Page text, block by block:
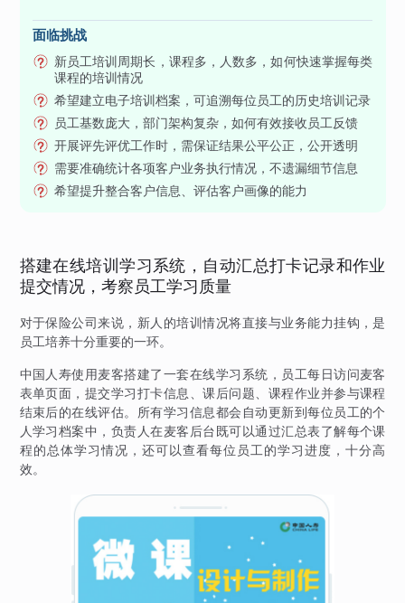
面临挑战
新员工培训周期长，课程多，人数多，如何快速掌握每类
课程的培训情况
希望建立电子培训档案，可追溯每位员工的历史培训记录
员工基数庞大，部门架构复杂，如何有效接收员工反馈
开展评先评优工作时，需保证结果公平公正，公开透明
需要准确统计各项客户业务执行情况，不遗漏细节信息
希望提升整合客户信息、评估客户画像的能力
搭建在线培训学习系统，自动汇总打卡记录和作业
提交情况，考察员工学习质量
对于保险公司来说，新人的培训情况将直接与业务能力挂钩，是
员工培养十分重要的一环。
中国人寿使用麦客搭建了一套在线学习系统，员工每日访问麦客
表单页面，提交学习打卡信息、课后问题、课程作业并参与课程
结束后的在线评估。所有学习信息都会自动更新到每位员工的个
人学习档案中，负责人在麦客后台既可以通过汇总表了解每个课
程的总体学习情况，还可以查看每位员工的学习进度，十分高
效。